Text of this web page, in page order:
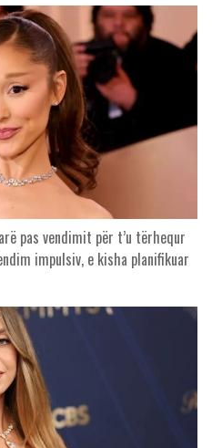
pas vendimit për t’u tërhequr
impulsiv, e kisha planifikuar